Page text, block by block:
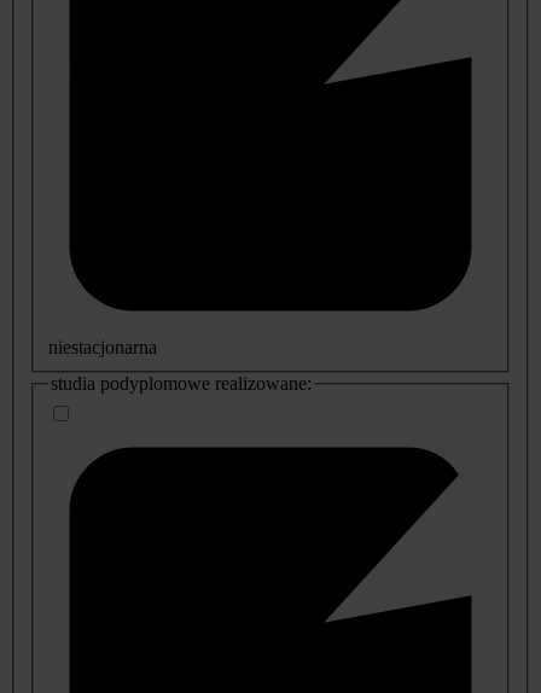
niestacjonarna
studia podyplomowe realizowane: